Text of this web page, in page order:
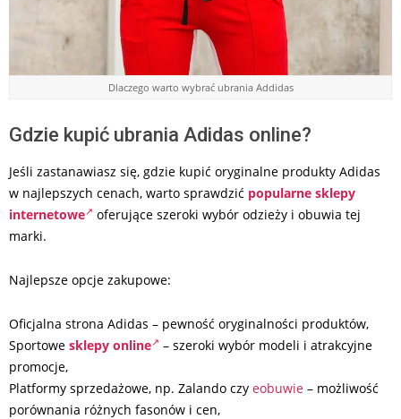
Dlaczego warto wybrać ubrania Addidas
Gdzie kupić ubrania Adidas online?
Jeśli zastanawiasz się, gdzie kupić oryginalne produkty Adidas
w najlepszych cenach, warto sprawdzić popularne sklepy
internetowe
oferujące szeroki wybór odzieży i obuwia tej
marki.
Najlepsze opcje zakupowe:
Oficjalna strona Adidas – pewność oryginalności produktów,
Sportowe sklepy online
– szeroki wybór modeli i atrakcyjne
promocje,
Platformy sprzedażowe, np. Zalando czy eobuwie – możliwość
porównania różnych fasonów i cen,